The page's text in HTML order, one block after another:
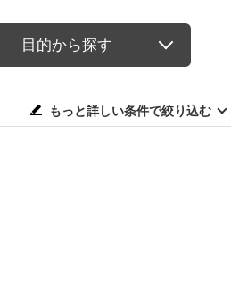
目的から探す
もっと詳しい条件で絞り込む